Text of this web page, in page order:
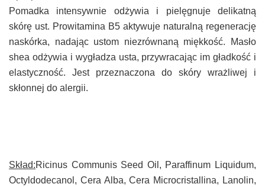
Pomadka intensywnie odżywia i pielęgnuje delikatną
skórę ust. Prowitamina B5 aktywuje naturalną regenerację
naskórka, nadając ustom niezrównaną miękkość. Masło
shea odżywia i wygładza usta, przywracając im gładkość i
elastyczność. Jest przeznaczona do skóry wrażliwej i
skłonnej do alergii.
Skład:Ricinus Communis Seed Oil, Paraffinum Liquidum,
Octyldodecanol, Cera Alba, Cera Microcristallina, Lanolin,